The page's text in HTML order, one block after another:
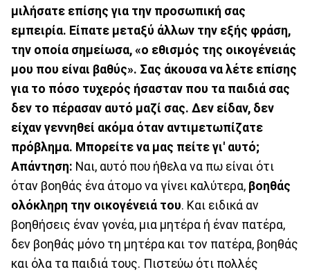
μιλήσατε επίσης για την προσωπική σας
εμπειρία. Είπατε μεταξύ άλλων την εξής φράση,
την οποία σημείωσα, «ο εθισμός της οικογένειάς
μου που είναι βαθύς». Σας άκουσα να λέτε επίσης
για το πόσο τυχερός ήσασταν που τα παιδιά σας
δεν το πέρασαν αυτό μαζί σας. Δεν είδαν, δεν
είχαν γεννηθεί ακόμα όταν αντιμετωπίζατε
πρόβλημα. Μπορείτε να μας πείτε γι' αυτό;
Απάντηση: Ναι, αυτό που ήθελα να πω είναι ότι
όταν βοηθάς ένα άτομο να γίνει καλύτερα, βοηθάς
ολόκληρη την οικογένειά του. Και ειδικά αν
βοηθήσεις έναν γονέα, μια μητέρα ή έναν πατέρα,
δεν βοηθάς μόνο τη μητέρα και τον πατέρα, βοηθάς
και όλα τα παιδιά τους. Πιστεύω ότι πολλές